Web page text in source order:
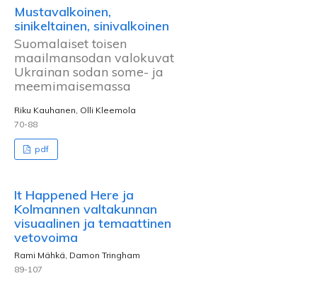
Mustavalkoinen,
sinikeltainen, sinivalkoinen
Suomalaiset toisen
maailmansodan valokuvat
Ukrainan sodan some- ja
meemimaisemassa
Riku Kauhanen, Olli Kleemola
70-88
pdf
It Happened Here ja
Kolmannen valtakunnan
visuaalinen ja temaattinen
vetovoima
Rami Mähkä, Damon Tringham
89-107